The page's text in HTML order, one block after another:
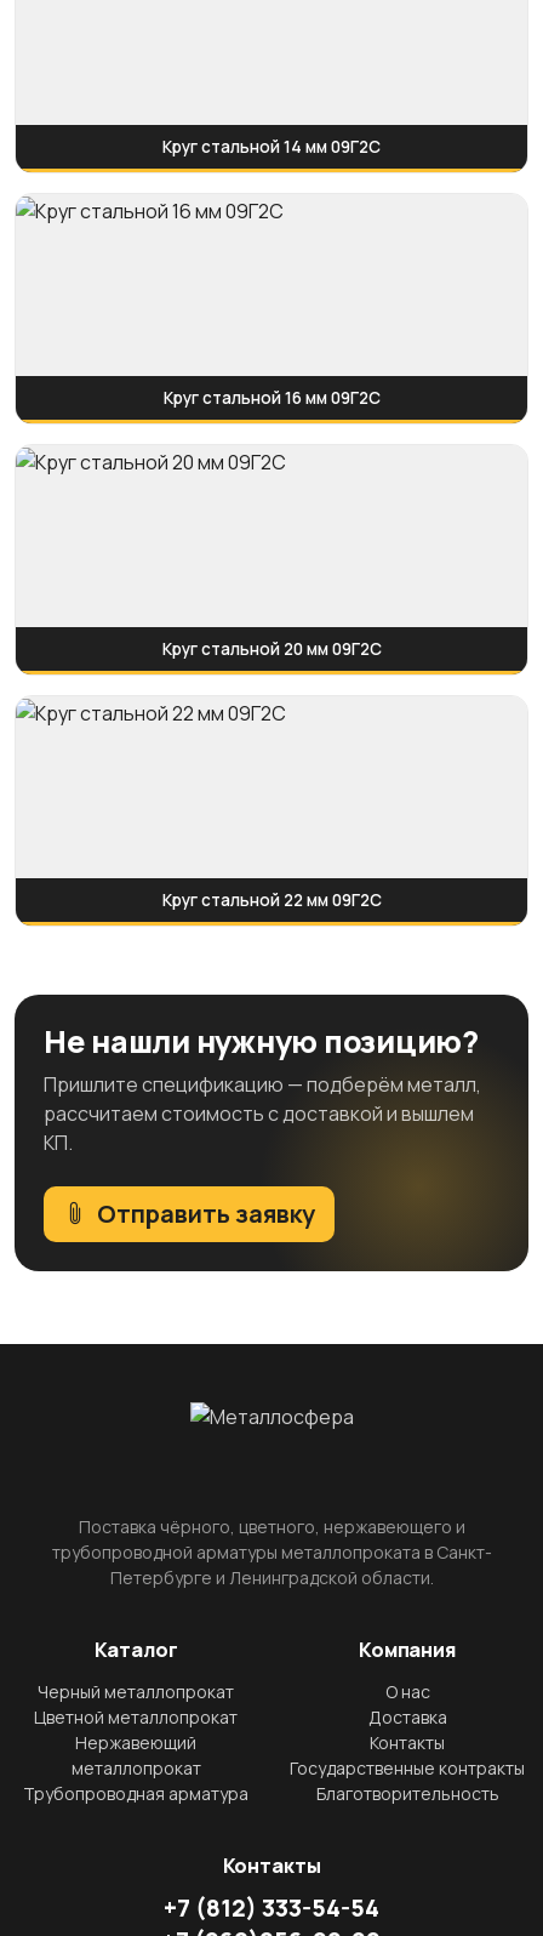
Круг стальной 14 мм 09Г2С
Круг стальной 16 мм 09Г2С
Круг стальной 20 мм 09Г2С
Круг стальной 22 мм 09Г2С
Не нашли нужную позицию?
Пришлите спецификацию — подберём металл,
рассчитаем стоимость с доставкой и вышлем
КП.
Отправить заявку
Поставка чёрного, цветного, нержавеющего и
трубопроводной арматуры металлопроката в Санкт-
Петербурге и Ленинградской области.
Каталог
Черный металлопрокат
Цветной металлопрокат
Нержавеющий
металлопрокат
Трубопроводная арматура
Компания
О нас
Доставка
Контакты
Государственные контракты
Благотворительность
Контакты
+7 (812) 333-54-54